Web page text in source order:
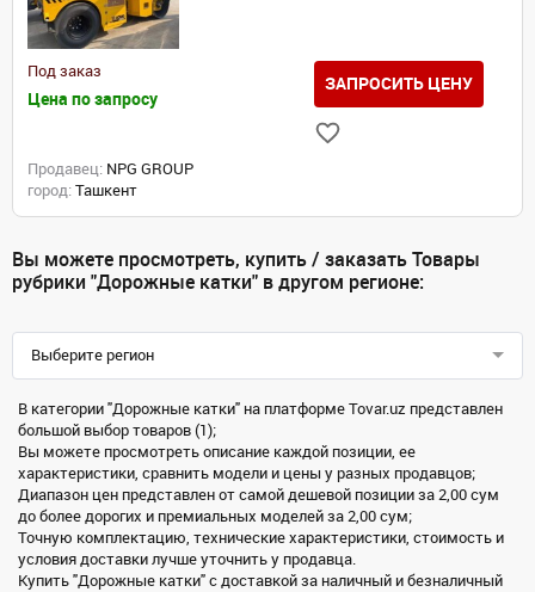
Под заказ
Цена по запросу
ЗАПРОСИТЬ ЦЕНУ
Продавец: NPG GROUP
город: Ташкент
Вы можете просмотреть, купить / заказать Товары
рубрики "Дорожные катки" в другом регионе:
Выберите регион
В категории "Дорожные катки" на платформе Tovar.uz представлен
большой выбор товаров (1);
Вы можете просмотреть описание каждой позиции, ее
характеристики, сравнить модели и цены у разных продавцов;
Диапазон цен представлен от самой дешевой позиции за 2,00 сум
до более дорогих и премиальных моделей за 2,00 сум;
Точную комплектацию, технические характеристики, стоимость и
условия доставки лучше уточнить у продавца.
Купить "Дорожные катки" с доставкой за наличный и безналичный